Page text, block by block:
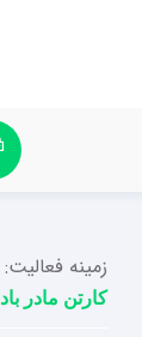
زمینه فعالیت:
کارتن مادر